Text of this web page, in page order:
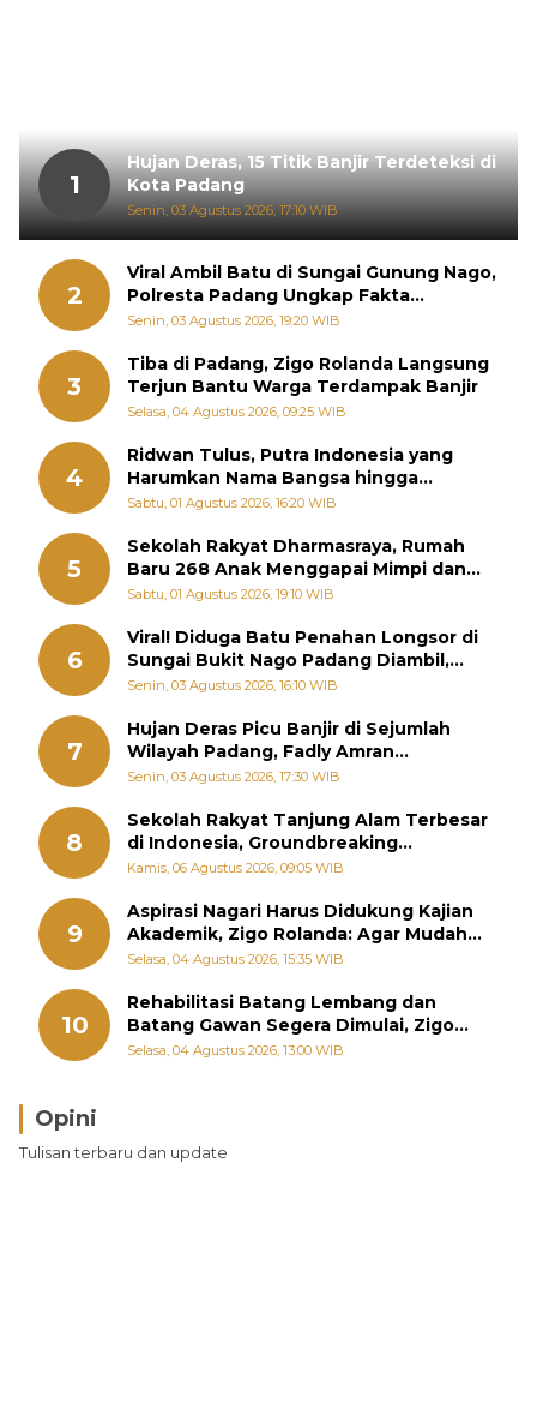
1
Hujan Deras, 15 Titik Banjir Terdeteksi di
Kota Padang
Senin, 03 Agustus 2026, 17:10 WIB
2
Viral Ambil Batu di Sungai Gunung Nago,
Polresta Padang Ungkap Fakta
Sebenarnya
Senin, 03 Agustus 2026, 19:20 WIB
3
Tiba di Padang, Zigo Rolanda Langsung
Terjun Bantu Warga Terdampak Banjir
Selasa, 04 Agustus 2026, 09:25 WIB
4
Ridwan Tulus, Putra Indonesia yang
Harumkan Nama Bangsa hingga
Diabadikan dalam Buku Jepang
Sabtu, 01 Agustus 2026, 16:20 WIB
5
Sekolah Rakyat Dharmasraya, Rumah
Baru 268 Anak Menggapai Mimpi dan
Memutus Rantai Kemiskinan
Sabtu, 01 Agustus 2026, 19:10 WIB
6
Viral! Diduga Batu Penahan Longsor di
Sungai Bukit Nago Padang Diambil,
Warga Khawatir Bencana Terulang
Senin, 03 Agustus 2026, 16:10 WIB
7
Hujan Deras Picu Banjir di Sejumlah
Wilayah Padang, Fadly Amran
Perintahkan OPD Siaga
Senin, 03 Agustus 2026, 17:30 WIB
8
Sekolah Rakyat Tanjung Alam Terbesar
di Indonesia, Groundbreaking
September
Kamis, 06 Agustus 2026, 09:05 WIB
9
Aspirasi Nagari Harus Didukung Kajian
Akademik, Zigo Rolanda: Agar Mudah
Diperjuangkan di Kementerian
Selasa, 04 Agustus 2026, 15:35 WIB
10
Rehabilitasi Batang Lembang dan
Batang Gawan Segera Dimulai, Zigo
Rolanda Pastikan Proyek Berjalan
Selasa, 04 Agustus 2026, 13:00 WIB
Opini
Tulisan terbaru dan update